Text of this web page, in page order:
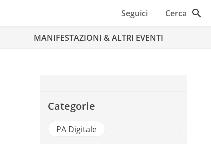
Seguici Cerca
MANIFESTAZIONI & ALTRI EVENTI
Categorie
PA Digitale